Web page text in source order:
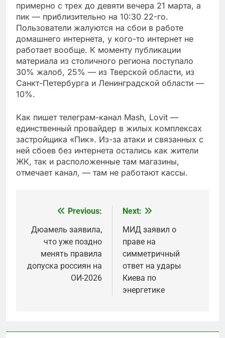
примерно с трех до девяти вечера 21 марта, а
пик — приблизительно на 10:30 22-го.
Пользователи жалуются на сбои в работе
домашнего интернета, у кого-то интернет не
работает вообще. К моменту публикации
материала из столичного региона поступало
30% жалоб, 25% — из Тверской области, из
Санкт-Петербурга и Ленинградской области —
10%.
Как пишет телеграм-канал Mash, Lovit —
единственный провайдер в жилых комплексах
застройщика «Пик». Из-за атаки и связанных с
ней сбоев без интернета остались как жители
ЖК, так и расположенные там магазины,
отмечает канал, — там не работают кассы.
navigation
Previous:
Дюамель заявила,
что уже поздно
менять правила
допуска россиян на
ОИ-2026
Next:
МИД заявил о
праве на
симметричный
ответ на удары
Киева по
энергетике